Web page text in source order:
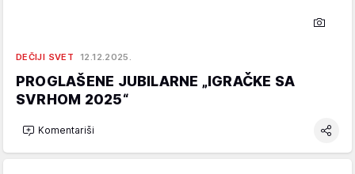
DEČIJI SVET 12.12.2025.
PROGLAŠENE JUBILARNE „IGRAČKE SA
SVRHOM 2025“
Komentariši